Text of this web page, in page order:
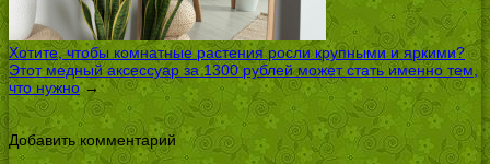
Хотите, чтобы комнатные растения росли крупными и яркими?
Этот медный аксессуар за 1300 рублей может стать именно тем,
что нужно→
Добавить комментарий